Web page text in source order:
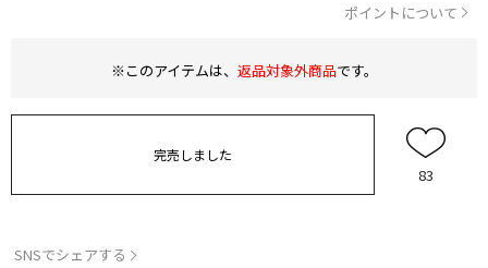
ポイントについて
※このアイテムは、 返品対象外商品です。
完売しました
83
SNSでシェアする